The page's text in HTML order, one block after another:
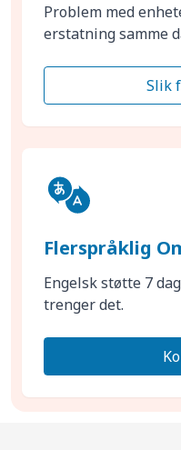
Problem med
erstatning samme
Slik
Flerspråklig
Engelsk støtte 7
trenger det.